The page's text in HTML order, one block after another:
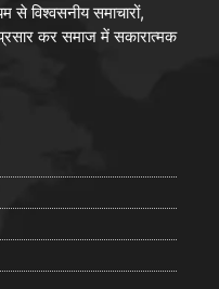
से विश्वसनीय समाचारों,
कर समाज में सकारात्मक